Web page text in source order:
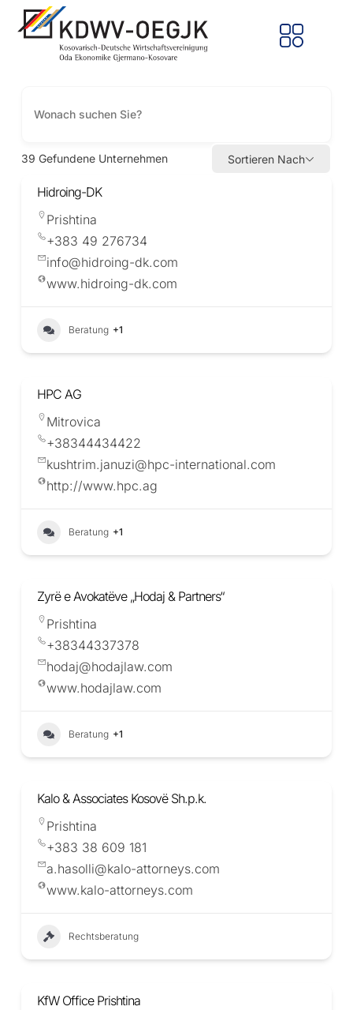
39 Gefundene Unternehmen Sortieren Nach
Hidroing-DK
Prishtina
+383 49 276734
info@hidroing-dk.com
www.hidroing-dk.com
Beratung +1
HPC AG
Mitrovica
+38344434422
kushtrim.januzi@hpc-international.com
http://www.hpc.ag
Beratung +1
Zyrë e Avokatëve „Hodaj & Partners“
Prishtina
+38344337378
hodaj@hodajlaw.com
www.hodajlaw.com
Beratung +1
Kalo & Associates Kosovë Sh.p.k.
Prishtina
+383 38 609 181
a.hasolli@kalo-attorneys.com
www.kalo-attorneys.com
Rechtsberatung
KfW Office Prishtina